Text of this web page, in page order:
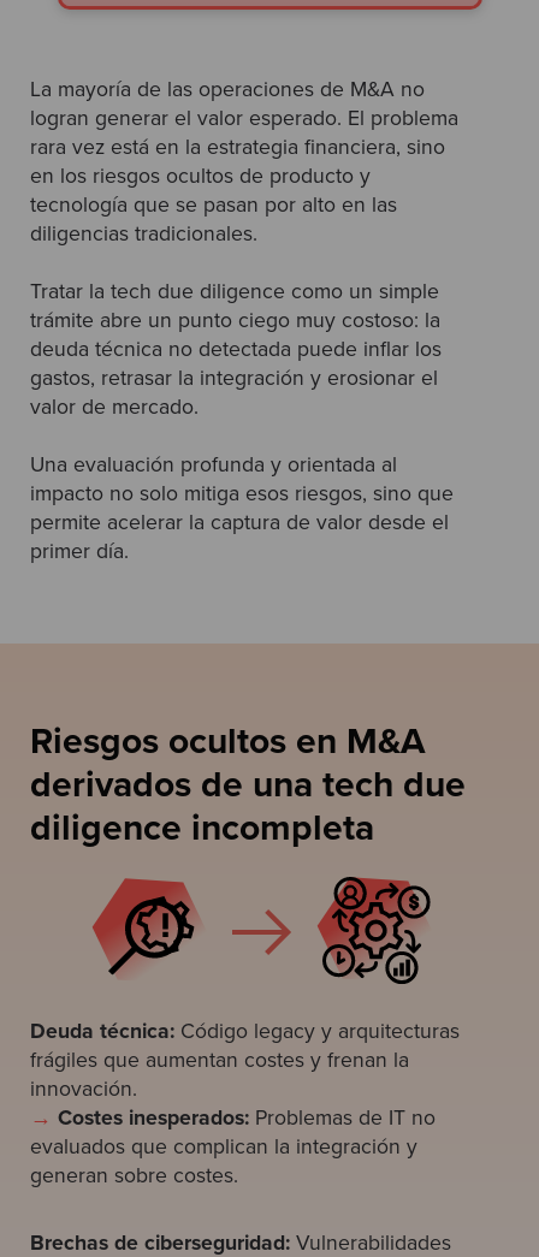
La mayoría de las operaciones de M&A no
logran generar el valor esperado. El problema
rara vez está en la estrategia financiera, sino
en los riesgos ocultos de producto y
tecnología que se pasan por alto en las
diligencias tradicionales.
Tratar la tech due diligence como un simple
trámite abre un punto ciego muy costoso: la
deuda técnica no detectada puede inflar los
gastos, retrasar la integración y erosionar el
valor de mercado.
Una evaluación profunda y orientada al
impacto no solo mitiga esos riesgos, sino que
permite acelerar la captura de valor desde el
primer día.
Riesgos ocultos en M&A
derivados de una tech due
diligence incompleta
Deuda técnica: Código legacy y arquitecturas
frágiles que aumentan costes y frenan la
innovación.
→ Costes inesperados: Problemas de IT no
evaluados que complican la integración y
generan sobre costes.
Brechas de ciberseguridad: Vulnerabilidades